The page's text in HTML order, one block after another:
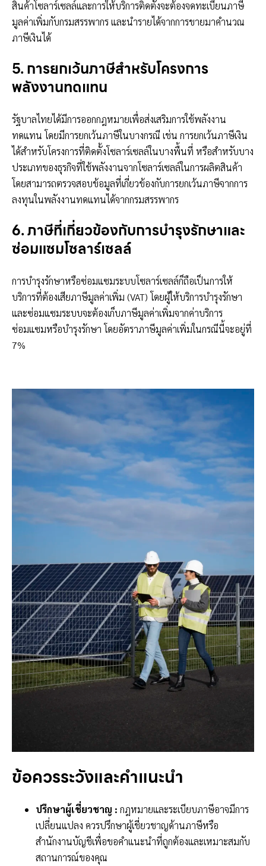
สินค้าโซลาร์เซลล์และการให้บริการติดตั้งจะต้องจดทะเบียนภาษี
มูลค่าเพิ่มกับกรมสรรพากร และนำรายได้จากการขายมาคำนวณ
ภาษีเงินได้
5. การยกเว้นภาษีสำหรับโครงการ
พลังงานทดแทน
รัฐบาลไทยได้มีการออกกฎหมายเพื่อส่งเสริมการใช้พลังงาน
ทดแทน โดยมีการยกเว้นภาษีในบางกรณี เช่น การยกเว้นภาษีเงิน
ได้สำหรับโครงการที่ติดตั้งโซลาร์เซลล์ในบางพื้นที่ หรือสำหรับบาง
ประเภทของธุรกิจที่ใช้พลังงานจากโซลาร์เซลล์ในการผลิตสินค้า
โดยสามารถตรวจสอบข้อมูลที่เกี่ยวข้องกับการยกเว้นภาษีจากการ
ลงทุนในพลังงานทดแทนได้จากกรมสรรพากร
6. ภาษีที่เกี่ยวข้องกับการบำรุงรักษาและ
ซ่อมแซมโซลาร์เซลล์
การบำรุงรักษาหรือซ่อมแซมระบบโซลาร์เซลล์ก็ถือเป็นการให้
บริการที่ต้องเสียภาษีมูลค่าเพิ่ม (VAT) โดยผู้ให้บริการบำรุงรักษา
และซ่อมแซมระบบจะต้องเก็บภาษีมูลค่าเพิ่มจากค่าบริการ
ซ่อมแซมหรือบำรุงรักษา โดยอัตราภาษีมูลค่าเพิ่มในกรณีนี้จะอยู่ที่
7%
ข้อควรระวังและคำแนะนำ
ปรึกษาผู้เชี่ยวชาญ : กฎหมายและระเบียบภาษีอาจมีการ
เปลี่ยนแปลง ควรปรึกษาผู้เชี่ยวชาญด้านภาษีหรือ
สำนักงานบัญชีเพื่อขอคำแนะนำที่ถูกต้องและเหมาะสมกับ
สถานการณ์ของคุณ